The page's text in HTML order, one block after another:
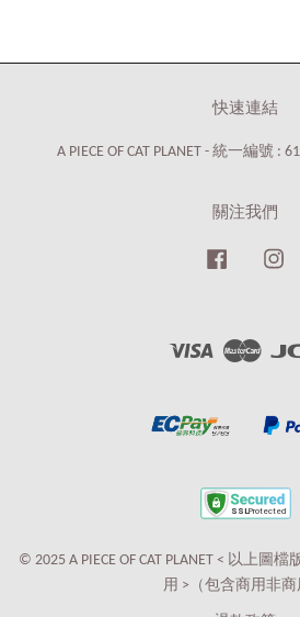
快速連結
A PIECE OF CAT PLANET - 統一編號 :
關注我們
Facebook
Visa
© 2025 A PIECE OF CAT PLANET < 以上圖
用 >（包含商用非商